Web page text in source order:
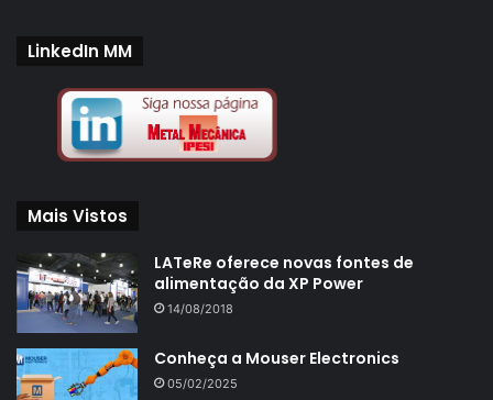
LinkedIn MM
Mais Vistos
LATeRe oferece novas fontes de
alimentação da XP Power
14/08/2018
Conheça a Mouser Electronics
05/02/2025